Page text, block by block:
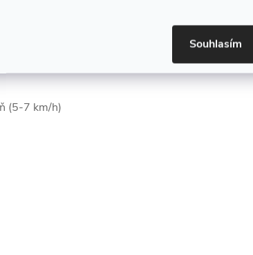
Souhlasím
(5-7 km/h)